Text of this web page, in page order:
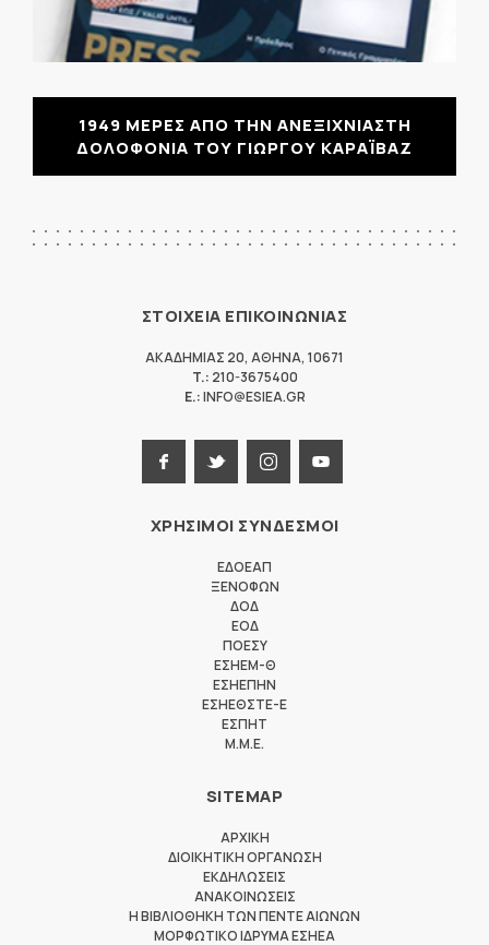
1949 ΜΕΡΕΣ ΑΠΟ ΤΗΝ ΑΝΕΞΙΧΝΙΑΣΤΗ
ΔΟΛΟΦΟΝΙΑ ΤΟΥ ΓΙΩΡΓΟΥ ΚΑΡΑΪΒΑΖ
ΣΤΟΙΧΕΙΑ ΕΠΙΚΟΙΝΩΝΙΑΣ
ΑΚΑΔΗΜΙΑΣ 20, ΑΘΗΝΑ, 10671
T.: 210-3675400
E.:INFO@ESIEA.GR
ΧΡΗΣΙΜΟΙ ΣΥΝΔΕΣΜΟΙ
ΕΔΟΕΑΠ
ΞΕΝΟΦΩΝ
ΔΟΔ
ΕΟΔ
ΠΟΕΣΥ
ΕΣΗΕΜ-Θ
ΕΣΗΕΠΗΝ
ΕΣΗΕΘΣΤΕ-Ε
ΕΣΠΗΤ
M.M.E.
SITEMAP
ΑΡΧΙΚΗ
ΔΙΟΙΚΗΤΙΚΗ ΟΡΓΑΝΩΣΗ
ΕΚΔΗΛΩΣΕΙΣ
ΑΝΑΚΟΙΝΩΣΕΙΣ
Η ΒΙΒΛΙΟΘΗΚΗ ΤΩΝ ΠΕΝΤΕ ΑΙΩΝΩΝ
ΜΟΡΦΩΤΙΚΟ ΙΔΡΥΜΑ ΕΣΗΕΑ